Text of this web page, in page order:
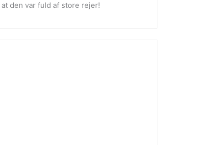
den var fuld af store rejer!